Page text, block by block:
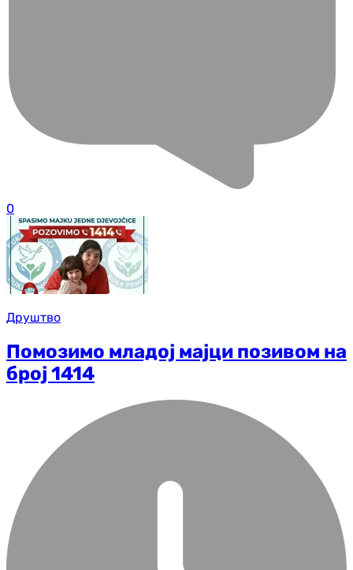
0
Друштво
Помозимо младој мајци позивом на
број 1414